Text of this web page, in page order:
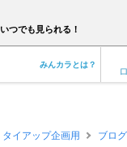
つでも見られる！
みんカラとは？
タイアップ企画用 ブロ